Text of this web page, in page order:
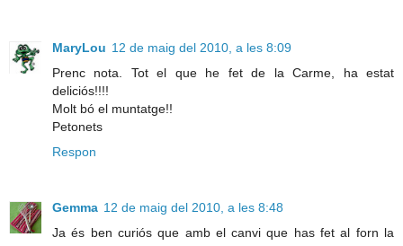
MaryLou 12 de maig del 2010, a les 8:09
Prenc nota. Tot el que he fet de la Carme, ha estat
deliciós!!!!
Molt bó el muntatge!!
Petonets
Respon
Gemma 12 de maig del 2010, a les 8:48
Ja és ben curiós que amb el canvi que has fet al forn la